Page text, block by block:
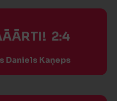
2:4
Daniels Kaņeps